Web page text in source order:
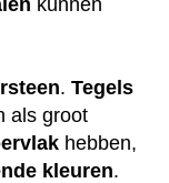
. Tegels
als groot
hebben,
kleuren.